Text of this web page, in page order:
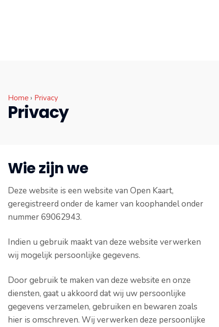
Home › Privacy
Privacy
Wie zijn we
Deze website is een website van Open Kaart,
geregistreerd onder de kamer van koophandel onder
nummer 69062943.
Indien u gebruik maakt van deze website verwerken
wij mogelijk persoonlijke gegevens.
Door gebruik te maken van deze website en onze
diensten, gaat u akkoord dat wij uw persoonlijke
gegevens verzamelen, gebruiken en bewaren zoals
hier is omschreven. Wij verwerken deze persoonlijke